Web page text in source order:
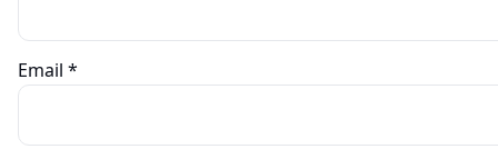
Email *